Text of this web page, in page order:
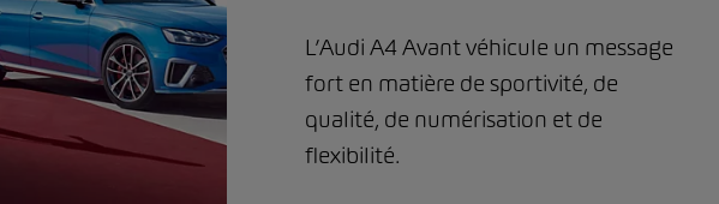
L’Audi A4 Avant véhicule un message
fort en matière de sportivité, de
qualité, de numérisation et de
flexibilité.